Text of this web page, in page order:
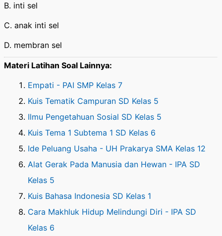
B. inti sel
C. anak inti sel
D. membran sel
Materi Latihan Soal Lainnya:
Empati - PAI SMP Kelas 7
Kuis Tematik Campuran SD Kelas 5
Ilmu Pengetahuan Sosial SD Kelas 5
Kuis Tema 1 Subtema 1 SD Kelas 6
Ide Peluang Usaha - UH Prakarya SMA Kelas 12
Alat Gerak Pada Manusia dan Hewan - IPA SD
Kelas 5
Kuis Bahasa Indonesia SD Kelas 1
Cara Makhluk Hidup Melindungi Diri - IPA SD
Kelas 6